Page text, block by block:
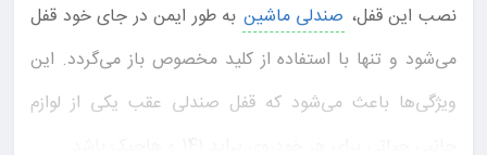
نصب این قفل، صندلی ماشین به طور ایمن در جای خود قفل
می‌شود و تنها با استفاده از کلید مخصوص باز می‌گردد. این
ویژگی‌ها باعث می‌شود که قفل صندلی عقب یکی از لوازم